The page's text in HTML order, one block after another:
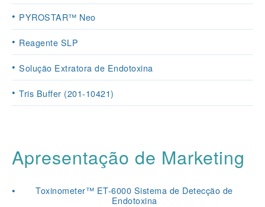
PYROSTAR™ Neo
Reagente SLP
Solução Extratora de Endotoxina
Tris Buffer (201-10421)
Apresentação de Marketing
Toxinometer™ ET-6000 Sistema de Detecção de
Endotoxina